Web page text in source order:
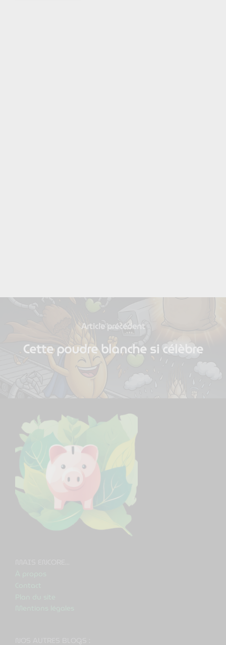
Previous
Cette poudre blanche si célèbre